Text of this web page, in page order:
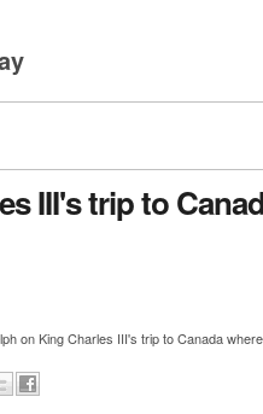
III's trip to
on King Charles III's trip to Canada